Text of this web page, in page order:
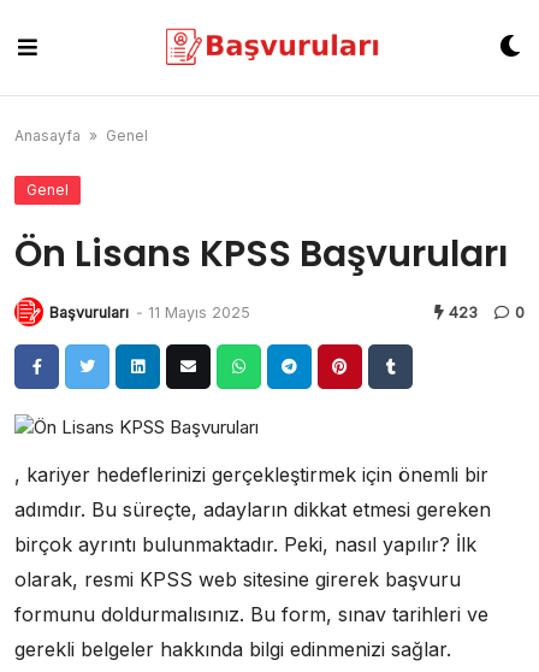
content
Anasayfa » Genel
Genel
Ön Lisans KPSS Başvuruları
Başvuruları - 11 Mayıs 2025 423 0
, kariyer hedeflerinizi gerçekleştirmek için önemli bir
adımdır. Bu süreçte, adayların dikkat etmesi gereken
birçok ayrıntı bulunmaktadır. Peki, nasıl yapılır? İlk
olarak, resmi KPSS web sitesine girerek başvuru
formunu doldurmalısınız. Bu form, sınav tarihleri ve
gerekli belgeler hakkında bilgi edinmenizi sağlar.